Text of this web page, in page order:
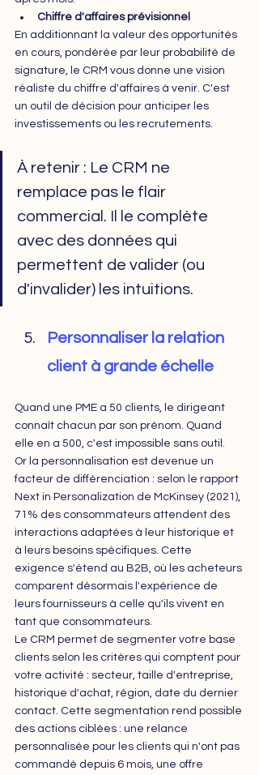
Chiffre d'affaires prévisionnel
En additionnant la valeur des opportunités
en cours, pondérée par leur probabilité de
signature, le CRM vous donne une vision
réaliste du chiffre d'affaires à venir. C'est
un outil de décision pour anticiper les
investissements ou les recrutements.
À retenir : Le CRM ne
remplace pas le flair
commercial. Il le complète
avec des données qui
permettent de valider (ou
d'invalider) les intuitions.
Personnaliser la relation
client à grande échelle
Quand une PME a 50 clients, le dirigeant
connaît chacun par son prénom. Quand
elle en a 500, c'est impossible sans outil.
Or la personnalisation est devenue un
facteur de différenciation : selon le rapport
Next in Personalization de McKinsey (2021),
71% des consommateurs attendent des
interactions adaptées à leur historique et
à leurs besoins spécifiques. Cette
exigence s'étend au B2B, où les acheteurs
comparent désormais l'expérience de
leurs fournisseurs à celle qu'ils vivent en
tant que consommateurs.
Le CRM permet de segmenter votre base
clients selon les critères qui comptent pour
votre activité : secteur, taille d'entreprise,
historique d'achat, région, date du dernier
contact. Cette segmentation rend possible
des actions ciblées : une relance
personnalisée pour les clients qui n'ont pas
commandé depuis 6 mois, une offre